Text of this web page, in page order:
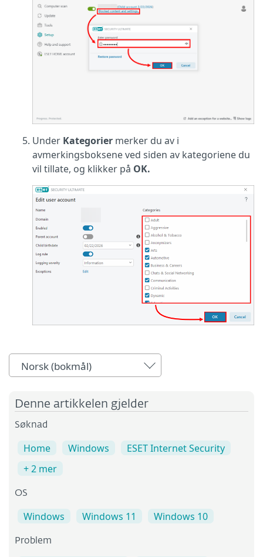
Under Kategorier merker du av i
avmerkingsboksene ved siden av kategoriene du
vil tillate, og klikker på OK.
Norsk (bokmål)
Denne artikkelen gjelder
Søknad
Home Windows
ESET Internet Security
+ 2 mer
OS
Windows Windows 11 Windows 10
Problem